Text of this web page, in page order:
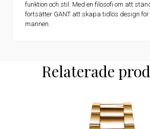
funktion och stil. Med en filosofi om att
fortsätter GANT att skapa tidlös design för
mannen.
Relaterade